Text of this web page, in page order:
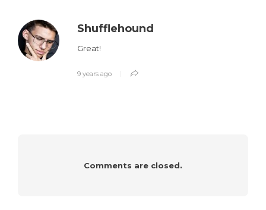
Shufflehound
Great!
9 years ago
Comments are closed.